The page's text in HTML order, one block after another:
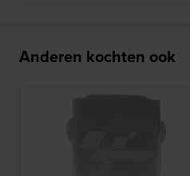
Anderen kochten ook